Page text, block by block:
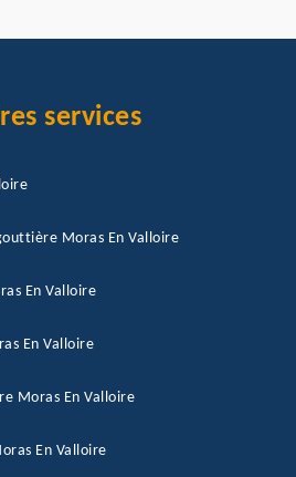
services
Moras En Valloire
En Valloire
En Valloire
Moras En Valloire
En Valloire